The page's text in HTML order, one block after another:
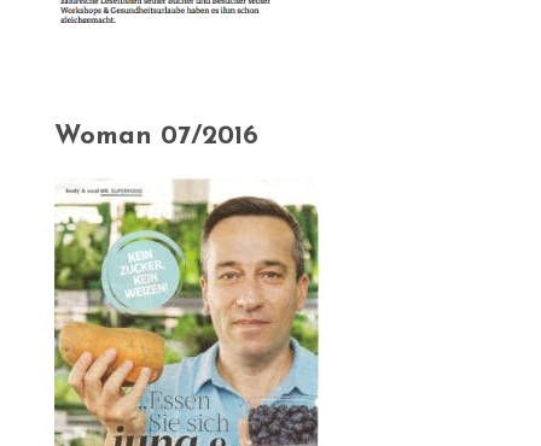
Woman 07/2016